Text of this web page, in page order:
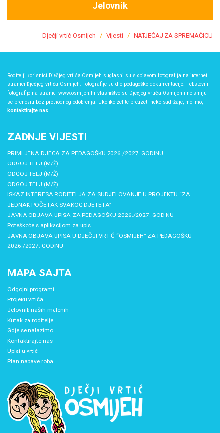
Jelovnik
Dječji vrtić Osmijeh Vijesti NATJEČAJ ZA SPREMAČICU
Roditelji korisnici Dječjeg vrtića Osmijeh suglasni su s objavom fotografija na internet
stranici Dječjeg vrtića Osmijeh. Fotografije su dio pedagoške dokumentacije. Tekstovi i
fotografije na stranici www.osmijeh.hr vlasništvo su Dječjeg vrtića Osmijeh i ne smiju
se prenositi bez prethodnog odobrenja. Ukoliko želite preuzeti neke sadržaje, molimo,
kontaktirajte nas.
ZADNJE VIJESTI
PRIMLJENA DJECA ZA PEDAGOŠKU 2026./2027. GODINU
ODGOJITELJ (M/Ž)
ODGOJITELJ (M/Ž)
ODGOJITELJ (M/Ž)
ISKAZ INTERESA RODITELJA ZA SUDJELOVANJE U PROJEKTU “ZA
JEDNAK POČETAK SVAKOG DJETETA”
JAVNA OBJAVA UPISA ZA PEDAGOŠKU 2026./2027. GODINU
Poteškoće s aplikacijom za upis
JAVNA OBJAVA UPISA U DJEČJI VRTIĆ “OSMIJEH” ZA PEDAGOŠKU
2026./2027. GODINU
MAPA SAJTA
Odgojni programi
Projekti vrtića
Jelovnik naših malenih
Kutak za roditelje
Gdje se nalazimo
Kontaktirajte nas
Upisi u vrtić
Plan nabave roba